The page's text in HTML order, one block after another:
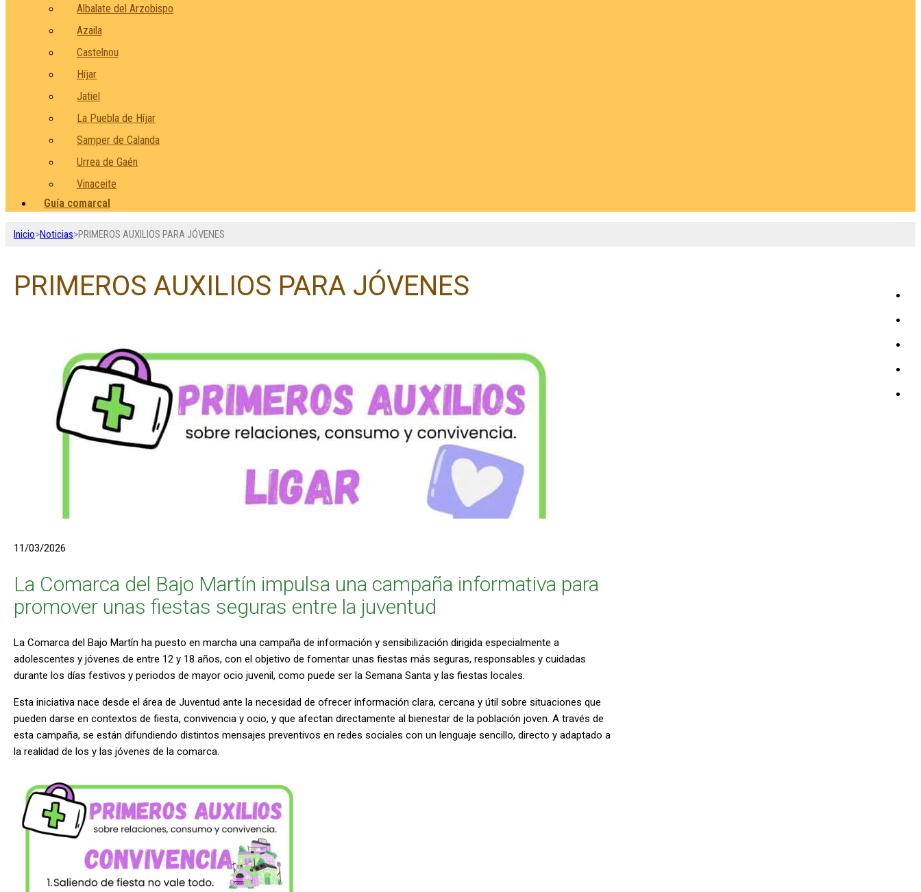
Albalate del Arzobispo
Azaila
Castelnou
Híjar
Jatiel
La Puebla de Híjar
Samper de Calanda
Urrea de Gaén
Vinaceite
Guía comarcal
Inicio>Noticias>PRIMEROS AUXILIOS PARA JÓVENES
PRIMEROS AUXILIOS PARA JÓVENES
11/03/2026
La Comarca del Bajo Martín impulsa una campaña informativa para
promover unas fiestas seguras entre la juventud
La Comarca del Bajo Martín ha puesto en marcha una campaña de información y sensibilización dirigida especialmente a
adolescentes y jóvenes de entre 12 y 18 años, con el objetivo de fomentar unas fiestas más seguras, responsables y cuidadas
durante los días festivos y periodos de mayor ocio juvenil, como puede ser la Semana Santa y las fiestas locales.
Esta iniciativa nace desde el área de Juventud ante la necesidad de ofrecer información clara, cercana y útil sobre situaciones que
pueden darse en contextos de fiesta, convivencia y ocio, y que afectan directamente al bienestar de la población joven. A través de
esta campaña, se están difundiendo distintos mensajes preventivos en redes sociales con un lenguaje sencillo, directo y adaptado a
la realidad de los y las jóvenes de la comarca.